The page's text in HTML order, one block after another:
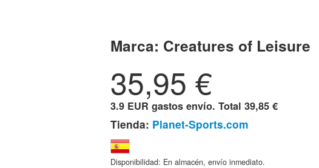
Marca: Creatures of Leisure
35,95 €
3.9 EUR gastos envío. Total 39,85 €
Tienda: Planet-Sports.com
Disponibilidad: En almacén, envío inmediato.